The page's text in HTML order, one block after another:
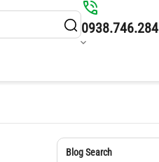
0938.746.284
Blog Search